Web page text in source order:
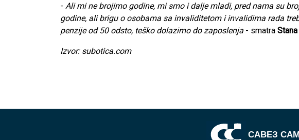
- Ali mi ne brojimo godine, mi smo i dalje mladi, pred nama su
godine, ali brigu o osobama sa invaliditetom i invalidima rada
penzije od 50 odsto, teško dolazimo do zaposlenja - smatra
Izvor: subotica.com
САВЕЗ